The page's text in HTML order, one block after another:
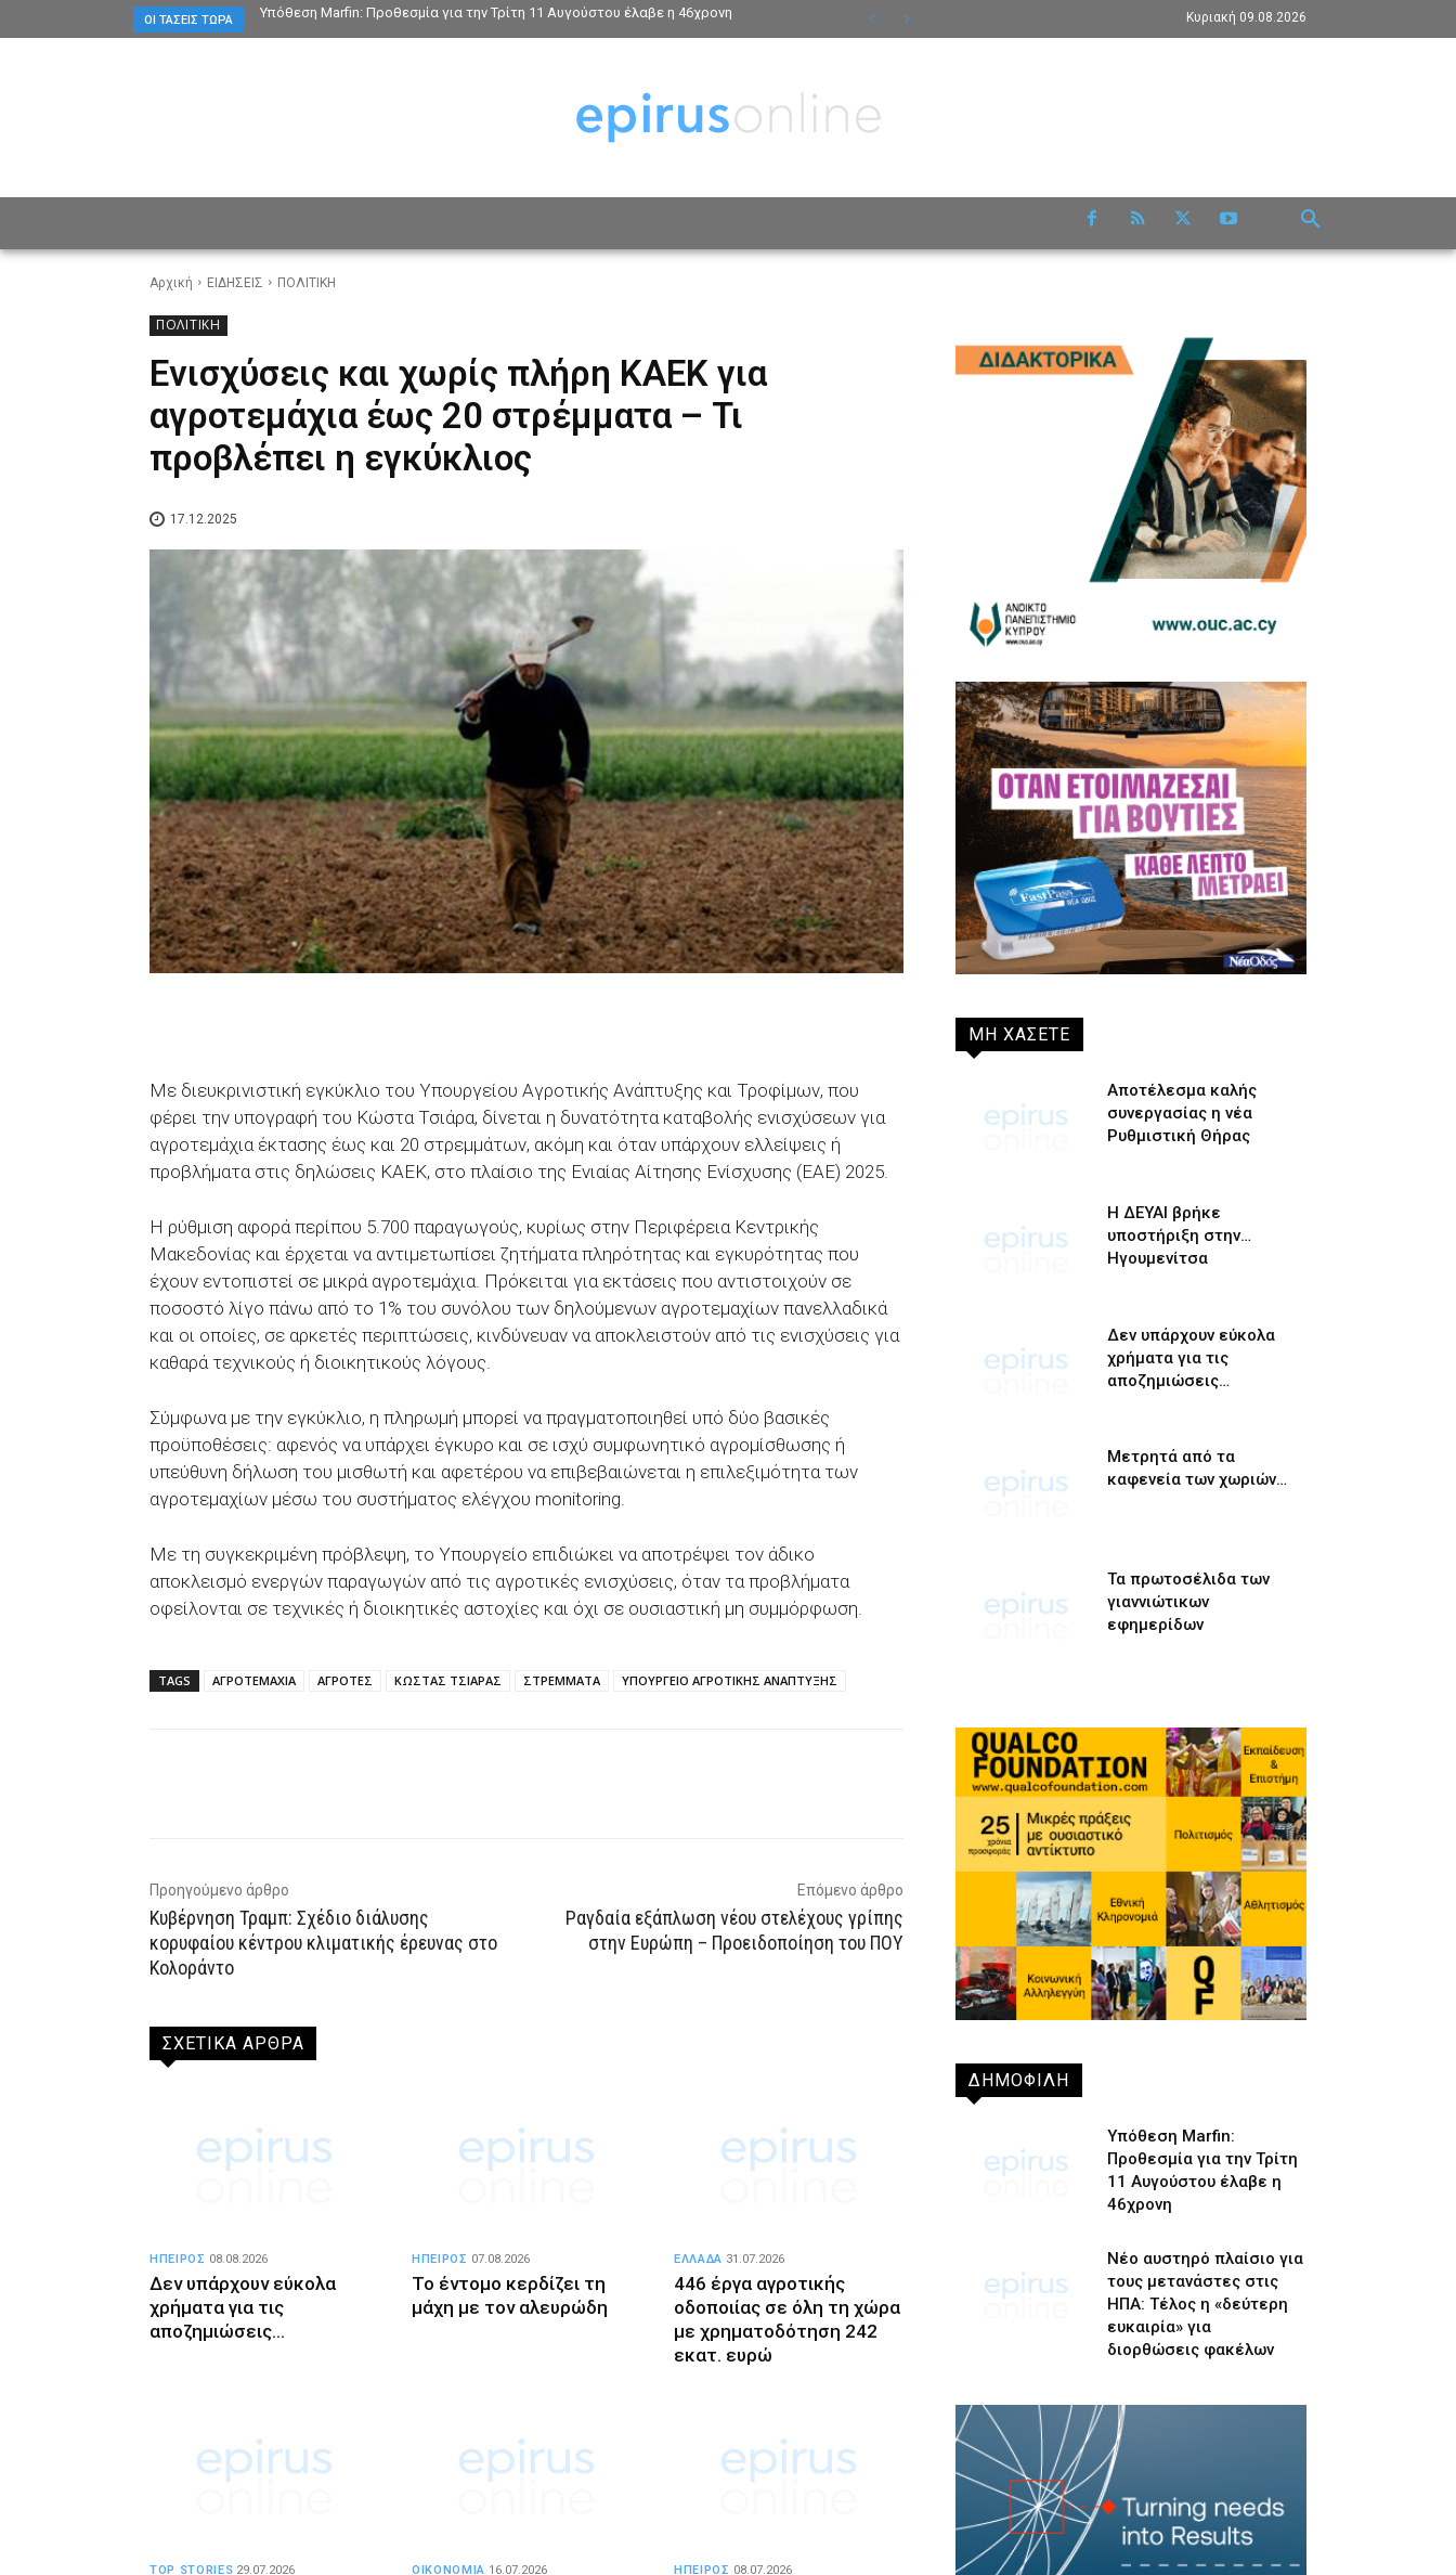
ΟΙ ΤΆΣΕΙΣ ΤΏΡΑ Υπόθεση Marfin: Προθεσμία για την Τρίτη 11 Αυγούστου έλαβε η 46χρονη Κυριακή 09.08.2026
Αρχική ΕΙΔΗΣΕΙΣ ΠΟΛΙΤΙΚΗ
ΠΟΛΙΤΙΚΗ
Ενισχύσεις και χωρίς πλήρη ΚΑΕΚ για
αγροτεμάχια έως 20 στρέμματα – Τι
προβλέπει η εγκύκλιος
17.12.2025
Με διευκρινιστική εγκύκλιο του Υπουργείου Αγροτικής Ανάπτυξης και Τροφίμων, που
φέρει την υπογραφή του Κώστα Τσιάρα, δίνεται η δυνατότητα καταβολής ενισχύσεων για
αγροτεμάχια έκτασης έως και 20 στρεμμάτων, ακόμη και όταν υπάρχουν ελλείψεις ή
προβλήματα στις δηλώσεις ΚΑΕΚ, στο πλαίσιο της Ενιαίας Αίτησης Ενίσχυσης (ΕΑΕ) 2025.
Η ρύθμιση αφορά περίπου 5.700 παραγωγούς, κυρίως στην Περιφέρεια Κεντρικής
Μακεδονίας και έρχεται να αντιμετωπίσει ζητήματα πληρότητας και εγκυρότητας που
έχουν εντοπιστεί σε μικρά αγροτεμάχια. Πρόκειται για εκτάσεις που αντιστοιχούν σε
ποσοστό λίγο πάνω από το 1% του συνόλου των δηλούμενων αγροτεμαχίων πανελλαδικά
και οι οποίες, σε αρκετές περιπτώσεις, κινδύνευαν να αποκλειστούν από τις ενισχύσεις για
καθαρά τεχνικούς ή διοικητικούς λόγους.
Σύμφωνα με την εγκύκλιο, η πληρωμή μπορεί να πραγματοποιηθεί υπό δύο βασικές
προϋποθέσεις: αφενός να υπάρχει έγκυρο και σε ισχύ συμφωνητικό αγρομίσθωσης ή
υπεύθυνη δήλωση του μισθωτή και αφετέρου να επιβεβαιώνεται η επιλεξιμότητα των
αγροτεμαχίων μέσω του συστήματος ελέγχου monitoring.
Με τη συγκεκριμένη πρόβλεψη, το Υπουργείο επιδιώκει να αποτρέψει τον άδικο
αποκλεισμό ενεργών παραγωγών από τις αγροτικές ενισχύσεις, όταν τα προβλήματα
οφείλονται σε τεχνικές ή διοικητικές αστοχίες και όχι σε ουσιαστική μη συμμόρφωση.
TAGS ΑΓΡΟΤΕΜΑΧΙΑ ΑΓΡΟΤΕΣ ΚΩΣΤΑΣ ΤΣΙΑΡΑΣ ΣΤΡΕΜΜΑΤΑ ΥΠΟΥΡΓΕΙΟ ΑΓΡΟΤΙΚΗΣ ΑΝΑΠΤΥΞΗΣ
Προηγούμενο άρθρο
Κυβέρνηση Τραμπ: Σχέδιο διάλυσης
κορυφαίου κέντρου κλιματικής έρευνας στο
Κολοράντο
Επόμενο άρθρο
Ραγδαία εξάπλωση νέου στελέχους γρίπης
στην Ευρώπη – Προειδοποίηση του ΠΟΥ
ΣΧΕΤΙΚΑ ΑΡΘΡΑ
Δεν υπάρχουν εύκολα
χρήματα για τις
αποζημιώσεις…
ΗΠΕΙΡΟΣ 08.08.2026
Το έντομο κερδίζει τη
μάχη με τον αλευρώδη
ΗΠΕΙΡΟΣ 07.08.2026
446 έργα αγροτικής
οδοποιίας σε όλη τη χώρα
με χρηματοδότηση 242
εκατ. ευρώ
ΕΛΛΑΔΑ 31.07.2026
TOP STORIES 29.07.2026 ΟΙΚΟΝΟΜΙΑ 16.07.2026 ΗΠΕΙΡΟΣ 08.07.2026
ΜΗ ΧΑΣΕΤΕ
Αποτέλεσμα καλής
συνεργασίας η νέα
Ρυθμιστική Θήρας
Η ΔΕΥΑΙ βρήκε
υποστήριξη στην…
Ηγουμενίτσα
Δεν υπάρχουν εύκολα
χρήματα για τις
αποζημιώσεις…
Μετρητά από τα
καφενεία των χωριών…
Τα πρωτοσέλιδα των
γιαννιώτικων
εφημερίδων
ΔΗΜΟΦΙΛΗ
Υπόθεση Marfin:
Προθεσμία για την Τρίτη
11 Αυγούστου έλαβε η
46χρονη
Νέο αυστηρό πλαίσιο για
τους μετανάστες στις
ΗΠΑ: Τέλος η «δεύτερη
ευκαιρία» για
διορθώσεις φακέλων